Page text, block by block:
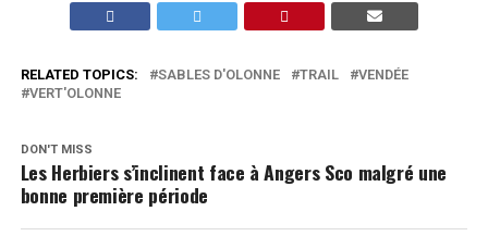
RELATED TOPICS: SABLES D'OLONNE TRAIL
VENDÉE
VERT'OLONNE
DON'T MISS
Les Herbiers s’inclinent face à Angers Sco malgré une
bonne première période